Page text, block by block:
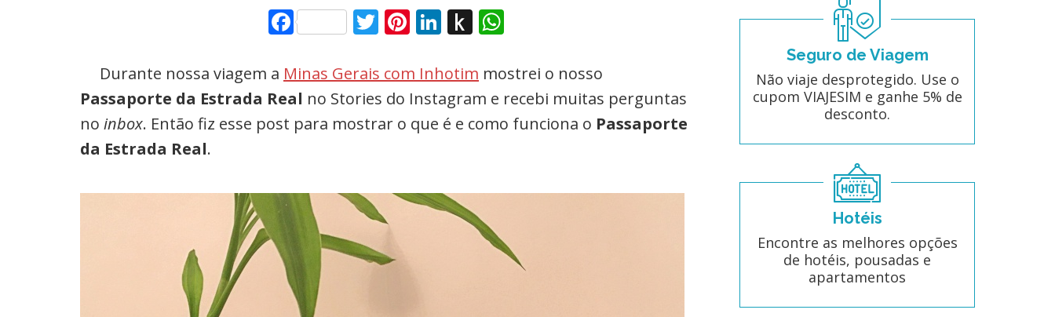
FacebookTwitter
Pinterest
LinkedIn
Push
Kindle
Durante nossa viagem a Minas Gerais com Inhotim mostrei o nosso
Passaporte da Estrada Real no Stories do Instagram e recebi muitas perguntas
no inbox. Então fiz esse post para mostrar o que é e como funciona o Passaporte
da Estrada Real.
Seguro de Viagem
Não viaje desprotegido. Use o
cupom VIAJESIM e ganhe 5% de
desconto.
Hotéis
Encontre as melhores opções
de hotéis, pousadas e
apartamentos